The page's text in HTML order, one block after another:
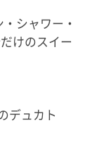
シャワー・
けのスイー
デュカト